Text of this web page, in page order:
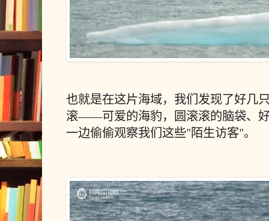
也就是在这片海域，我们发现了好几
滚——可爱的海豹，圆滚滚的脑袋、
一边偷偷观察我们这些"陌生访客"。